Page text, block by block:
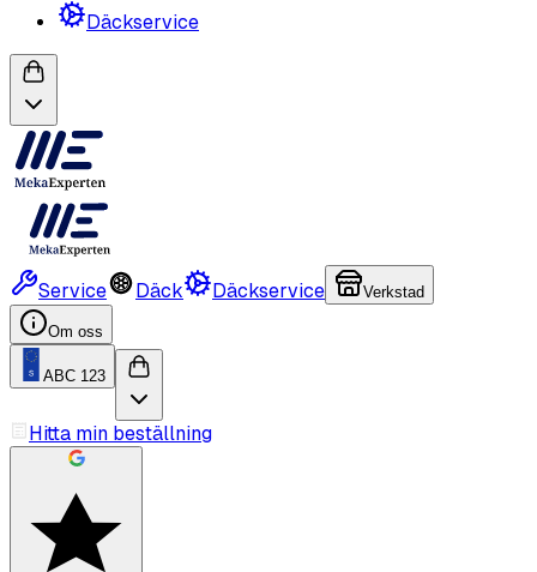
Däckservice
Service Däck Däckservice Verkstad
Om oss
ABC 123
Hitta min beställning